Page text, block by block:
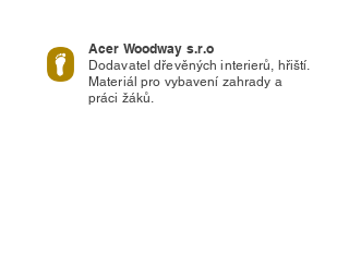
Acer Woodway s.r.o
Dodavatel dřevěných interierů, hřiští.
Materiál pro vybavení zahrady a
práci žáků.